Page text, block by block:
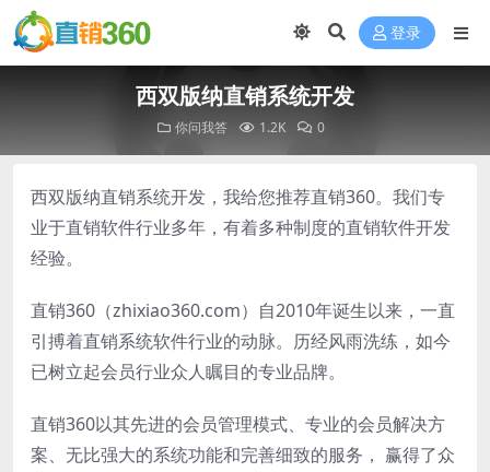
登录
西双版纳直销系统开发
你问我答 1.2K 0
西双版纳直销系统开发，我给您推荐直销360。我们专
业于直销软件行业多年，有着多种制度的直销软件开发
经验。
直销360（zhixiao360.com）自2010年诞生以来，一直
引搏着直销系统软件行业的动脉。历经风雨洗练，如今
已树立起会员行业众人瞩目的专业品牌。
直销360以其先进的会员管理模式、专业的会员解决方
案、无比强大的系统功能和完善细致的服务， 赢得了众